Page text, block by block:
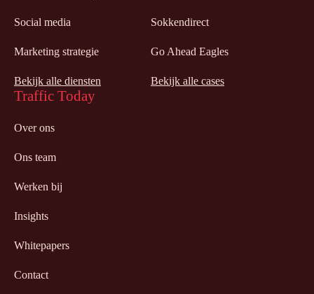
Social media
Marketing strategie
Bekijk alle diensten
Sokkendirect
Go Ahead Eagles
Bekijk alle cases
Traffic Today
Over ons
Ons team
Werken bij
Insights
Whitepapers
Contact